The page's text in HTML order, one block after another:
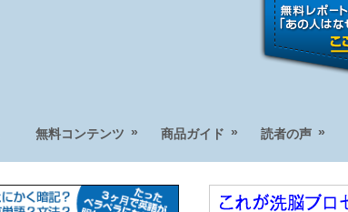
無料コンテンツ » 商品ガイド » 読者の声 »